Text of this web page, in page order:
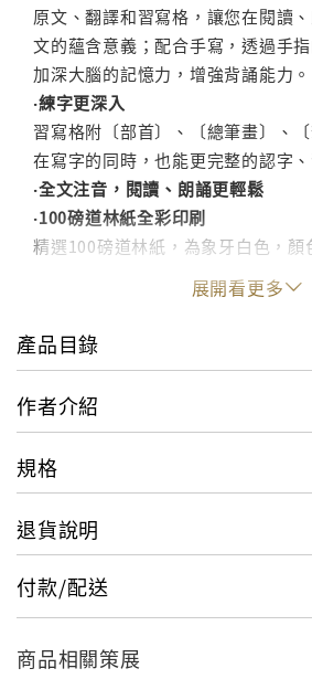
原文、翻譯和習寫格，讓您在閱讀
文的蘊含意義；配合手寫，透過手
加深大腦的記憶力，增強背誦能力。
‧練字更深入
習寫格附〔部首〕、〔總筆畫〕、
在寫字的同時，也能更完整的認字、
‧全文注音，閱讀、朗誦更輕鬆
‧100磅道林紙全彩印刷
精選100磅道林紙，為象牙白色，顏
變黃也不易反光刺眼；吸墨性佳，
◎練寫各式硬筆，鉛筆、原子筆、鋼
的目的 ◎
閱讀起來變得生動活潑、簡單易懂
誦的同時一邊練字，不但可以增加
練習寫出一手端正的好字，重新體
的智慧。
展開看更多
產品目錄
作者介紹
規格
退貨說明
付款/配送
商品相關策展